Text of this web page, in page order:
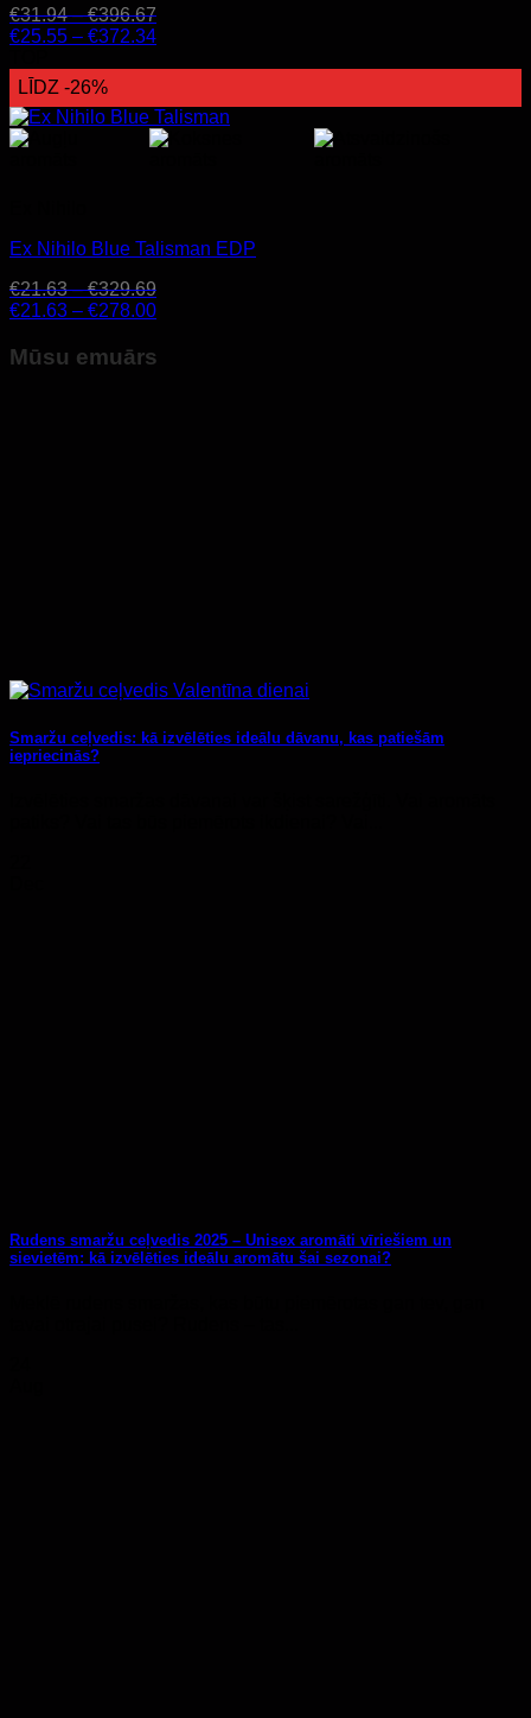
€31.94–€396.67
€25.55 – €372.34
LĪDZ -26%
Ex Nihilo Blue Talisman EDP
€21.63–€329.69
€21.63 – €278.00
Mūsu emuārs
Smaržu ceļvedis: kā izvēlēties ideālu dāvanu, kas patiešām
iepriecinās?
Rudens smaržu ceļvedis 2025 – Unisex aromāti vīriešiem un
sievietēm: kā izvēlēties ideālu aromātu šai sezonai?